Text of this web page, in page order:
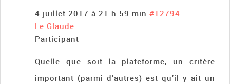
4 juillet 2017 à 21 h 59 min #12794
Le Glaude
Participant
Quelle que soit la plateforme, un critère
important (parmi d’autres) est qu’il y ait un